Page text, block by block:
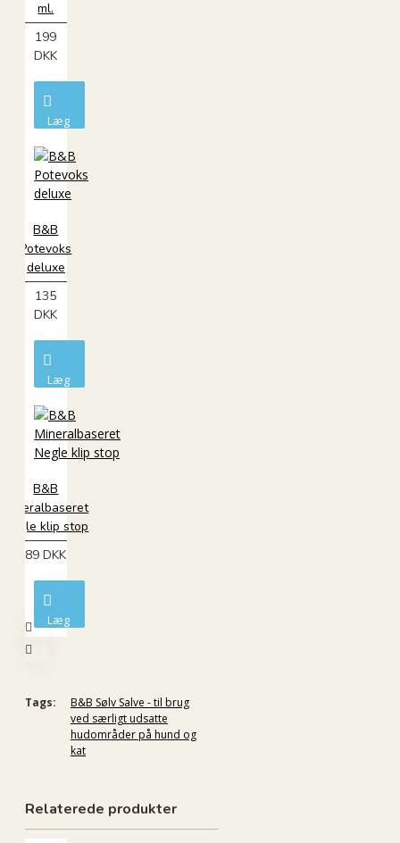
ml.
199
DKK
Læg
kurv
B&B
Potevoks
deluxe
135
DKK
Læg
kurv
B&B
Mineralbaseret
Negle klip stop
89 DKK
Læg
i
Tags:
B&B Sølv Salve - til brug
ved særligt udsatte
hudområder på hund og
kat
Relaterede produkter